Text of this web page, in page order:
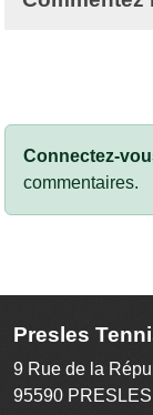
Connectez-
commentaires.
Presles
9 Rue de la
95590 PRESLES